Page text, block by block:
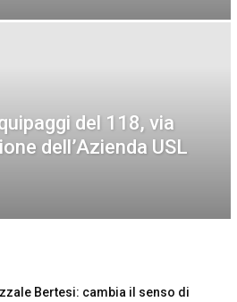
del 118, via
dell’Azienda USL
Bertesi: cambia il senso di